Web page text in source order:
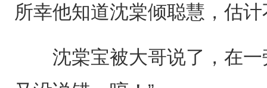
所幸他知道沈棠倾聪慧，估
沈棠宝被大哥说了，在一